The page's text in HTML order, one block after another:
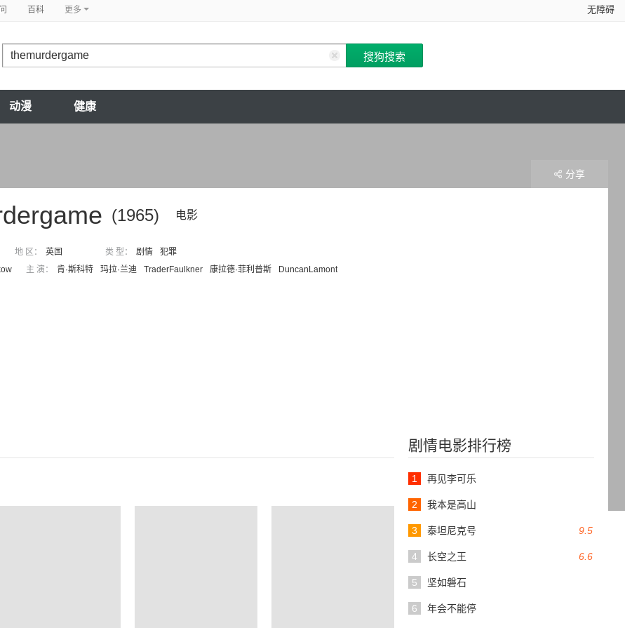
百科 更多 无障碍
动漫 健康
(1965) 电影
地 区： 英国 类 型： 剧情
犯罪
主 演： 肯·斯科特 玛拉·兰迪 TraderFaulkner 康拉德·菲利普斯 DuncanLamont
分享
剧情电影排行榜
1 再见李可乐
2 我本是高山
9.5
3 泰坦尼克号
6.6
4 长空之王
5 坚如磐石
6 年会不能停